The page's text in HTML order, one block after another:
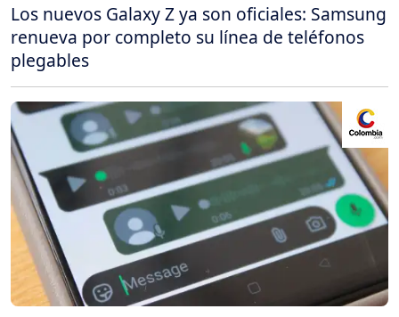
Los nuevos Galaxy Z ya son oficiales: Samsung
renueva por completo su línea de teléfonos
plegables